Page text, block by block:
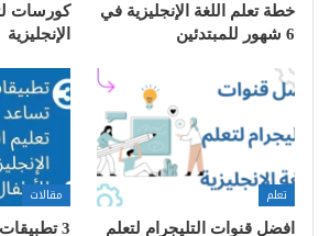
خطة تعلم اللغة الإنجليزية في
6 شهور للمبتدئين
كورسات
الإنجليزية
تعلم
افضل قنوات التليجرام لتعلم
مقالات
3